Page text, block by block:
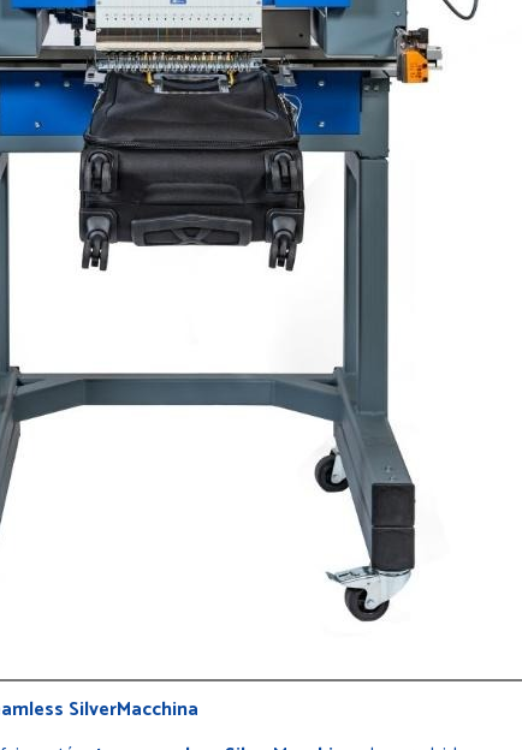
SilverMacchina